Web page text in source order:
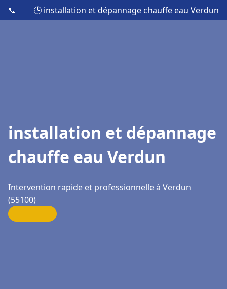
📞 🕒 installation et dépannage chauffe eau Verdun
installation et dépannage
chauffe eau Verdun
Intervention rapide et professionnelle à Verdun
(55100)